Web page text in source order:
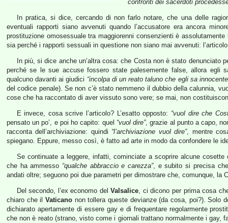
confronti dei sacerdoti
In pratica, si dice, cercando di non farlo notare, che una delle
eventuali rapporti siano avvenuti quando l’accusatore era ancora
prostituzione omosessuale tra maggiorenni consenzienti è
sia perché i rapporti sessuali in questione non siano mai avvenuti:
In più, si dice anche un’altra cosa: che Costa non è stato denunciato
perché se le sue accuse fossero state palesemente false, allora egli
qualcuno davanti ai giudici “incolpa di un reato taluno che egli sa
del codice penale). Se non c’è stato nemmeno il dubbio della calunnia,
cose che ha raccontato di aver vissuto sono vere; se mai, non
E invece, cosa scrive l’articolo? L’esatto opposto: “vuol dire che
pensato un po’, e poi ho capito: quel “vuol dire”, grazie al punto a capo,
racconta dell’archiviazione: quindi “l’archiviazione vuol dire”, mentre
spiegano. Eppure, messo così, è fatto ad arte in modo da confondere le
Se continuate a leggere, infatti, cominciate a scoprire alcune
che ha ammesso “qualche abbraccio e carezza”, e subito si precisa
andati oltre; seguono poi due parametri per dimostrare che, comunque, la
Del secondo, l’ex economo delValsalice, ci dicono per prima cosa
chiaro che il Vaticano non tollera queste devianze (da cosa, poi?). Solo
dichiarato apertamente di essere gay e di frequentare regolarmente
che non è reato (strano, visto come i giornali trattano normalmente i gay,